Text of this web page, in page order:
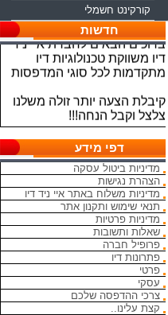
קורקינט חשמלי
חדשות
ברוכים הבאים לחברת איי ניד
דיו משווקת טכנולוגיות דיו
מתקדמות לכל סוגי המדפסות
צלצל וקבל הנחה!!!
מתחייבים להיות הכי זולים
בארץ בראשי הדיו והטונרים
התואמים, יש אפשרות למשלוח
מהיום להיום
המחירים באתר אינם סופיים,יש
הנחה על קניה כמותית פרטים
במרכז ההזמנות
מאמינים אך ורק ביחס אישי
הוגן ובהקשבה
ללקוחות.בזכותכם הצלחתנו
דפי מידע
מדיניות ביטול עסקה
הצהרת נגישות
מדיניות משלוח באתר איי ניד דיו
תנאי שימוש ותקנון אתר
מדיניות פרטיות
שאלות ותשובות
פרופיל חברה
פתרונות דיו
פרטי
עסקי
צרכי ההדפסה שלכם
קצת עלינו..